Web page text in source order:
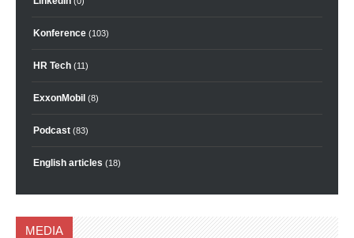
Konference (103)
HR Tech (11)
ExxonMobil (8)
Podcast (83)
English articles (18)
MEDIA